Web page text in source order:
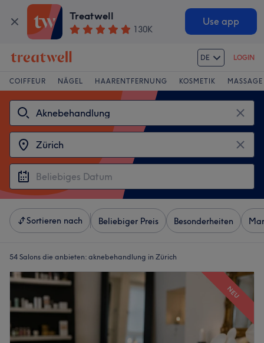
Treatwell
130K
Use app
DE LOGIN
COIFFEUR NÄGEL HAARENTFERNUNG KOSMETIK MASSAGE
Sortieren nach Beliebiger Preis Besonderheiten
54 Salons die anbieten: aknebehandlung in Zürich
NEU